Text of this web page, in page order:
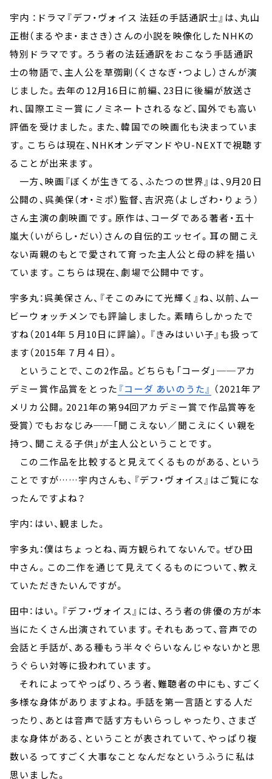
宇内 ：ドラマ『デフ・ヴォイス 法廷の手話通訳士』は、丸山
正樹（まるやま・まさき）さんの小説を映像化したNHKの
特別ドラマです。ろう者の法廷通訳をおこなう手話通訳
士の物語で、主人公を草彅剛（くさなぎ・つよし）さんが演
じました。去年の12月16日に前編、23日に後編が放送さ
れ、国際エミー賞にノミネートされるなど、国外でも高い
評価を受けました。また、韓国での映画化も決まっていま
す。こちらは現在、NHKオンデマンドやU-NEXTで視聴す
ることが出来ます。
一方、映画『ぼくが生きてる、ふたつの世界』は、9月20日
公開の、呉美保（オ・ミポ）監督、吉沢亮（よしざわ・りょう）
さん主演の劇映画です。原作は、コーダである著者・五十
嵐大（いがらし・だい）さんの自伝的エッセイ。耳の聞こえ
ない両親のもとで愛されて育った主人公と母の絆を描い
ています。こちらは現在、劇場で公開中です。
宇多丸：呉美保さん、『そこのみにて光輝く』ね、以前、ムー
ビーウォッチメンでも評論しました。素晴らしかったで
すね（2014年５月10日に評論）。『きみはいい子』も扱って
ます（2015年７月４日）。
ということで、この2作品。どちらも「コーダ」──アカ
デミー賞作品賞をとった 『コーダ あいのうた』 （2021年ア
メリカ公開。2021年の第94回アカデミー賞で作品賞等を
受賞）でもおなじみ──「聞こえない／聞こえにくい親を
持つ、聞こえる子供」が主人公ということです。
この二作品を比較すると見えてくるものがある、という
ことですが……宇内さんも、『デフ・ヴォイス』はご覧にな
ったんですよね？
宇内：はい、観ました。
宇多丸：僕はちょっとね、両方観られてないんで。ぜひ田
中さん。この二作を通じて見えてくるものについて、教え
ていただきたいんですが。
田中：はい。『デフ・ヴォイス』には、ろう者の俳優の方が本
当にたくさん出演されています。それもあって、音声での
会話と手話が、ある種もう半々ぐらいなんじゃないかと思
うぐらい対等に扱われています。
それによってやっぱり、ろう者、難聴者の中にも、すごく
多様な身体がありますよね。手話を第一言語とする人だ
ったり、あとは音声で話す方もいらっしゃったり、さまざ
まな身体がある、ということが表されていて、やっぱり複
数いるってすごく大事なことなんだなというふうに私は
思いました。